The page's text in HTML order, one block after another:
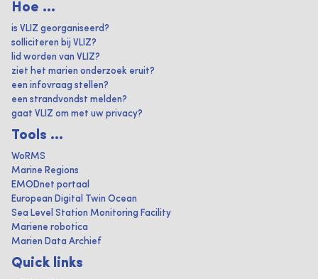
Hoe ...
is VLIZ georganiseerd?
solliciteren bij VLIZ?
lid worden van VLIZ?
ziet het marien onderzoek eruit?
een infovraag stellen?
een strandvondst melden?
gaat VLIZ om met uw privacy?
Tools ...
WoRMS
Marine Regions
EMODnet portaal
European Digital Twin Ocean
Sea Level Station Monitoring Facility
Mariene robotica
Marien Data Archief
Quick links